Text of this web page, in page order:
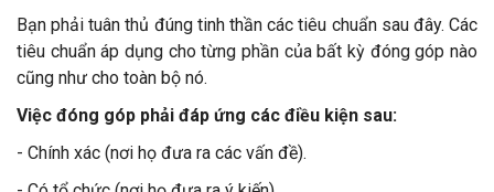
Bạn phải tuân thủ đúng tinh thần các tiêu chuẩn sau đây. Các
tiêu chuẩn áp dụng cho từng phần của bất kỳ đóng góp nào
cũng như cho toàn bộ nó.
Việc đóng góp phải đáp ứng các điều kiện sau:
- Chính xác (nơi họ đưa ra các vấn đề).